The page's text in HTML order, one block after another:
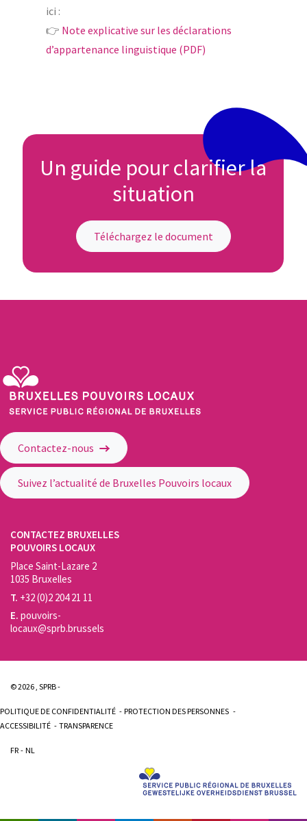
ici :
👉 Note explicative sur les déclarations
d’appartenance linguistique (PDF)
Un guide pour clarifier la
situation
Téléchargez le document
Contactez-nous
Suivez l’actualité de Bruxelles Pouvoirs locaux
CONTACTEZ BRUXELLES
POUVOIRS LOCAUX
Place Saint-Lazare 2
1035 Bruxelles
T. +32 (0)2 204 21 11
E. pouvoirs-
locaux@sprb.brussels
© 2026 , SPRB -
POLITIQUE DE CONFIDENTIALITÉ
PROTECTION DES PERSONNES
ACCESSIBILITÉ
TRANSPARENCE
FR NL